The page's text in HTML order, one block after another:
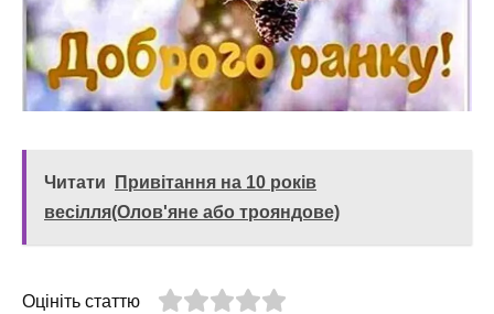
Читати
Привітання на 10 років
весілля(Олов'яне або трояндове)
Оцініть статтю